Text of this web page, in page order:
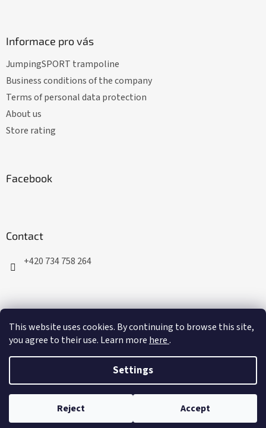
This website uses cookies. By continuing to browse this site,
you agree to their use. Learn more here.
Settings
Reject Accept
r
l
Informace pro vás
JumpingSPORT trampoline
Business conditions of the company
Terms of personal data protection
About us
Store rating
Facebook
Contact
+420 734 758 264
Created by Shoptet
Copyright 2026JumpingSport.cz. All rights reserved.Edit